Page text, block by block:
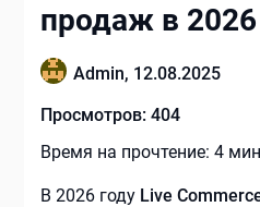
продаж в 2026
Admin, 12.08.2025
Просмотров: 404
Время на прочтение: 4
В 2026 году Live